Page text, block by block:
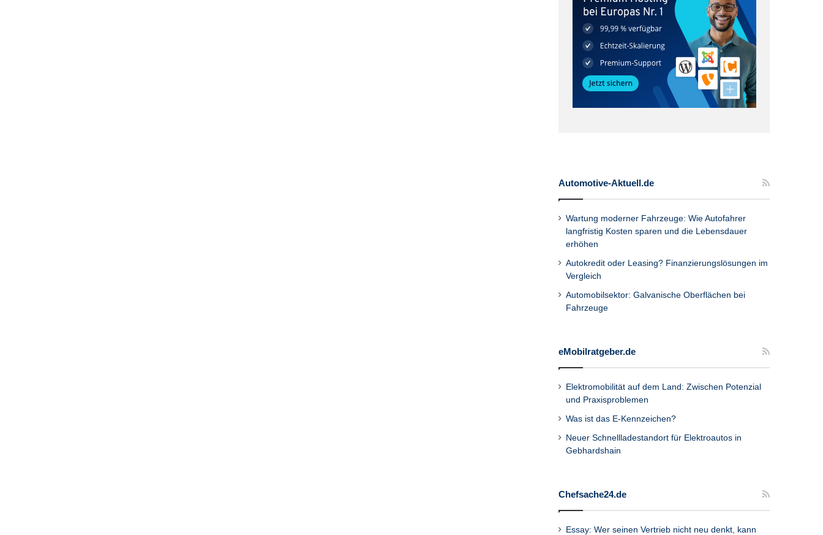
Automotive-Aktuell.de
Wartung moderner Fahrzeuge: Wie Autofahrer
langfristig Kosten sparen und die Lebensdauer
erhöhen
Autokredit oder Leasing? Finanzierungslösungen im
Vergleich
Automobilsektor: Galvanische Oberflächen bei
Fahrzeuge
eMobilratgeber.de
Elektromobilität auf dem Land: Zwischen Potenzial
und Praxisproblemen
Was ist das E-Kennzeichen?
Neuer Schnellladestandort für Elektroautos in
Gebhardshain
Chefsache24.de
Essay: Wer seinen Vertrieb nicht neu denkt, kann